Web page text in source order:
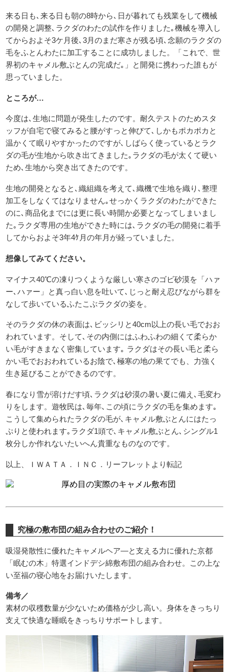
来る日も､来る日も朝の8時から､日が暮れても残業をして機械
の開発と調整､ラクダのわたの試作を作りました｡機械を導入し
てからおよそ3ケ月後､3月のまだ寒さが残る頃､念願のラクダの
毛をふとんわたに加工することに成功しました。「これで、世
界初のキャメル敷ぶとんの完成だ｡」と開発に携わった誰もが
思っていました。
ところが…
今度は､生地に問題が発生したのです。耐久テストのためスタ
ッフが自宅で寝てみると腰がすっと伸びて､しかもポカポカと
温かくて眠りやすかったのですが､しばらく使っているとラク
ダの毛が生地から吹き出てきました｡ラクダの毛が太くて硬い
ため､生地から突き出てきたのです。
生地の開発となると､織組織を考えて､織機で生地を織り､整理
加工をしなくてはなりません｡せっかくラクダのわたができた
のに､商品化までには更に長い時開か必要となってしまいまし
た｡ラクダ専用の生地ができた時には､ラクダの毛の開発に着手
してからおよそ3年4ｹ月の年月が経っていました。
想像してみてください。
マイナス40℃の凍りつくような厳しい寒さのゴビ砂漠を「ハァ
ー､ハァー」と真っ白い息を吐いて､じっと耐え忍びながら群を
なして歩いているふたこぶラクダの姿を。
そのラクダの休の表面は､ビッシリと40cm以上の長い毛でおお
われています。そして､その内側にはふわふわの細くて柔らか
い毛がすきまなく密集しています｡ ラクダはその長い毛と柔ら
かい毛でおおわれているお陰で､極寒の地の果てでも、力強く
生き延びることができるのです。
春になり雪が溶けだす頃､ラクダは砂漠の暑い夏に備え､毛変わ
りをします。遊牧民は､毎年､この頃にラクダの毛を集めます｡
こうして集められたラクダの毛が､キャメル敷ぶとんにはたっ
ぷりと使われます｡ラクダ1頭で､キャメル敷ぶとん､シングル1
枚分しか作れないたいへん貴重なものなのです。
以上、ＩＷＡＴＡ．ＩＮＣ．リーフレットより転記
究極の敷布団の組み合わせのご紹介！
吸湿発散性に優れたキャメルヘア―と支える力に優れた京都
「眠むの木」特選インドデシ綿敷布団の組み合わせ。この上な
い至福の寝心地をお届けいたします。
備考／
素材の収穫数量が少ないため価格が少し高い。身体をきっちり
支えて快適な睡眠をきっちりサポートします。